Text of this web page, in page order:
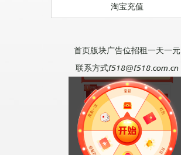
淘宝充值
首页版块广告位招租一天一元
联系方式f518@f518.com.cn